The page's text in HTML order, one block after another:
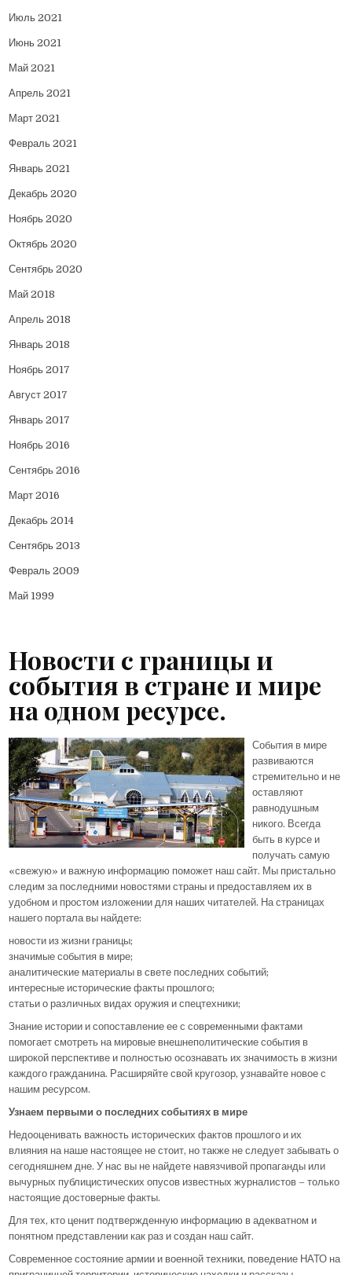
Июль 2021
Июнь 2021
Май 2021
Апрель 2021
Март 2021
Февраль 2021
Январь 2021
Декабрь 2020
Ноябрь 2020
Октябрь 2020
Сентябрь 2020
Май 2018
Апрель 2018
Январь 2018
Ноябрь 2017
Август 2017
Январь 2017
Ноябрь 2016
Сентябрь 2016
Март 2016
Декабрь 2014
Сентябрь 2013
Февраль 2009
Май 1999
Новости с границы и
события в стране и мире
на одном ресурсе.
События в мире
развиваются
стремительно и не
оставляют
равнодушным
никого. Всегда
быть в курсе и
получать самую
«свежую» и важную информацию поможет наш сайт. Мы пристально
следим за последними новостями страны и предоставляем их в
удобном и простом изложении для наших читателей. На страницах
нашего портала вы найдете:
новости из жизни границы;
значимые события в мире;
аналитические материалы в свете последних событий;
интересные исторические факты прошлого;
статьи о различных видах оружия и спецтехники;
Знание истории и сопоставление ее с современными фактами
помогает смотреть на мировые внешнеполитические события в
широкой перспективе и полностью осознавать их значимость в жизни
каждого гражданина. Расширяйте свой кругозор, узнавайте новое с
нашим ресурсом.
Узнаем первыми о последних событиях в мире
Недооценивать важность исторических фактов прошлого и их
влияния на наше настоящее не стоит, но также не следует забывать о
сегодняшнем дне. У нас вы не найдете навязчивой пропаганды или
вычурных публицистических опусов известных журналистов – только
настоящие достоверные факты.
Для тех, кто ценит подтвержденную информацию в адекватном и
понятном представлении как раз и создан наш сайт.
Современное состояние армии и военной техники, поведение НАТО на